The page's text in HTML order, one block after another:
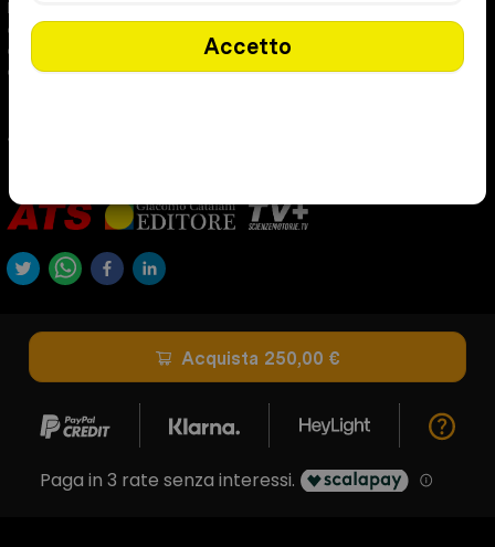
con il programma più completo e aggiornato al mondo. 9 Moduli
didattici approfonditi, il cui scopo è trasferire le più aggiornate
competenze scientifiche.
Acquista 250,00 €
Accetto